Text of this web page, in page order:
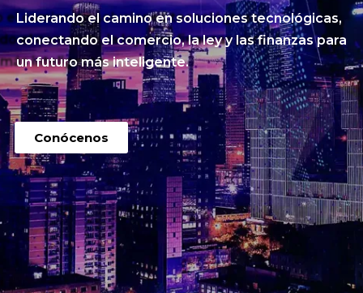
Liderando el camino en soluciones tecnológicas,
conectando el comercio, la ley y las finanzas para
un futuro más inteligente.
Conócenos